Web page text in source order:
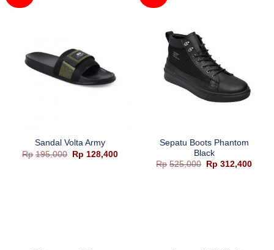
Sandal Volta Army
Rp 195,000
Harga
aslinya
Rp 128,400Harga
Sepatu Boots Phantom
Black
Rp 525,000
Harga
aslinya
Rp 312,400